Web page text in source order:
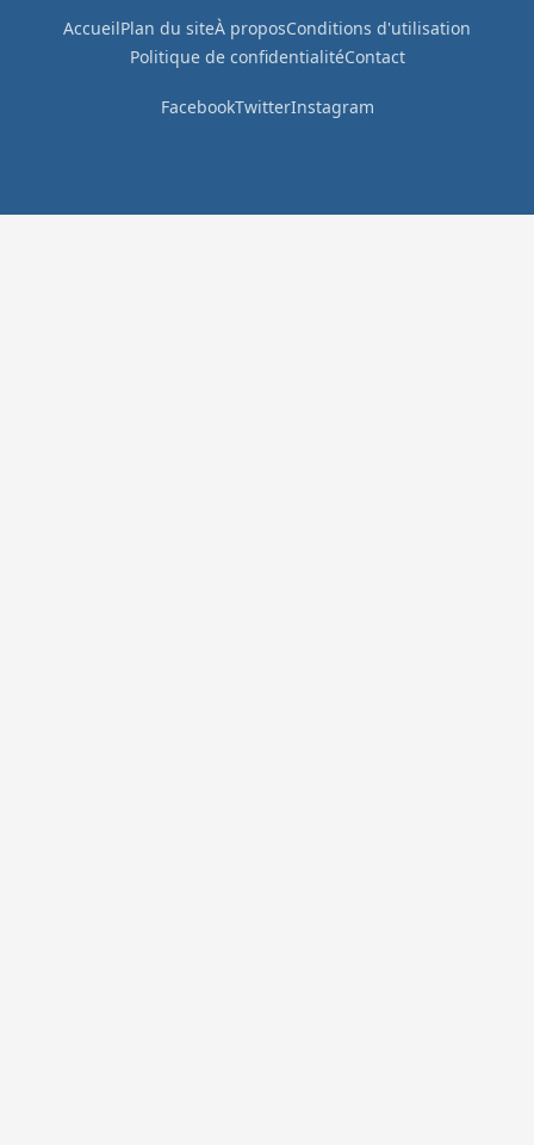
AccueilPlan du siteÀ proposConditions d'utilisation
Politique de confidentialitéContact
FacebookTwitterInstagram